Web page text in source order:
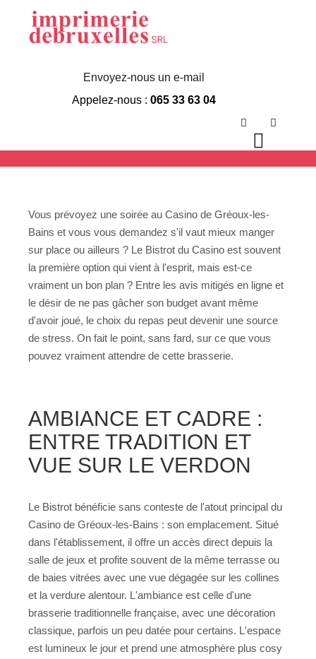
Envoyez-nous un e-mail
Appelez-nous : 065 33 63 04
Bistrot Du Casino
De Gréoux Les
Vous prévoyez une soirée au Casino de Gréoux-les-
Bains et vous vous demandez s'il vaut mieux manger
sur place ou ailleurs ? Le Bistrot du Casino est souvent
la première option qui vient à l'esprit, mais est-ce
vraiment un bon plan ? Entre les avis mitigés en ligne et
le désir de ne pas gâcher son budget avant même
d'avoir joué, le choix du repas peut devenir une source
de stress. On fait le point, sans fard, sur ce que vous
pouvez vraiment attendre de cette brasserie.
AMBIANCE ET CADRE :
ENTRE TRADITION ET
VUE SUR LE VERDON
Le Bistrot bénéficie sans conteste de l'atout principal du
Casino de Gréoux-les-Bains : son emplacement. Situé
dans l'établissement, il offre un accès direct depuis la
salle de jeux et profite souvent de la même terrasse ou
de baies vitrées avec une vue dégagée sur les collines
et la verdure alentour. L'ambiance est celle d'une
brasserie traditionnelle française, avec une décoration
classique, parfois un peu datée pour certains. L'espace
est lumineux le jour et prend une atmosphère plus cosy